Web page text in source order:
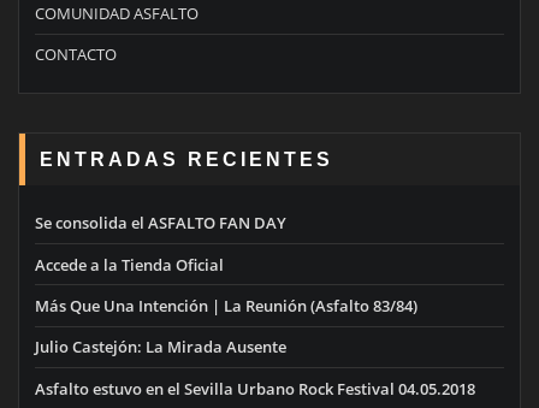
COMUNIDAD ASFALTO
CONTACTO
ENTRADAS RECIENTES
Se consolida el ASFALTO FAN DAY
Accede a la Tienda Oficial
Más Que Una Intención | La Reunión (Asfalto 83/84)
Julio Castejón: La Mirada Ausente
Asfalto estuvo en el Sevilla Urbano Rock Festival 04.05.2018